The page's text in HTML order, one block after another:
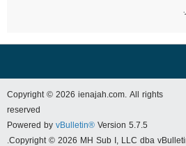
Copyright © 2026 ienajah.com. All rights
reserved
Powered byvBulletin®Version 5.7.5
Copyright © 2026 MH Sub I, LLC dba